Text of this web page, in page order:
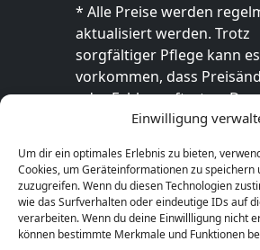
Einwilligung
Um dir ein optimales Erlebnis zu bieten,
Cookies, um Geräteinformationen zu speichern
zuzugreifen. Wenn du diesen Technologien
wie das Surfverhalten oder eindeutige IDs auf
verarbeiten. Wenn du deine Einwillligung nicht
können bestimmte Merkmale und Funktionen
* Alle Preise werden
aktualisiert werden. Trotz
sorgfältiger Pflege kann es
vorkommen, dass
oder Fehler auftreten. Der
endgültige Preis sowie die
ausschließlich im
Shop des Anbieters
überprüfe den Preis vor
direkt beim Händler.